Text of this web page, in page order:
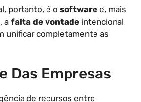
portanto, é o software e, mais
a falta de vontade intencional
unificar completamente as
Das Empresas
de recursos entre